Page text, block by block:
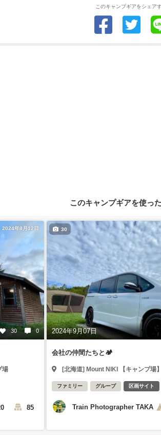
このキャンプギアをシェア
このキャンプギアを使っ
2024年8月12日
30 0
場
85
2024年9月07日
30
会社の仲間たちと🏕️
[北海道] Mount NIKI 【キャンプ場】
ファミリー グループ 区画サイト
Train Photographer TAKA